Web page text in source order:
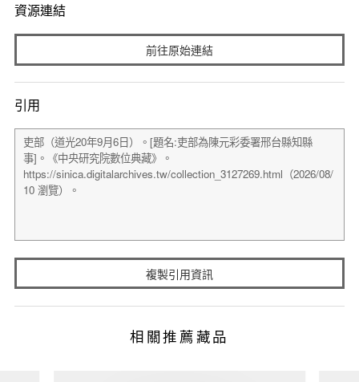
資源連結
前往原始連結
引用
複製引用資訊
相關推薦藏品